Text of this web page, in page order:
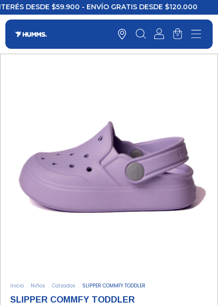
DESDE $59.900 - ENVÍO GRATIS DESDE $120.000
0
Inicio . Niños . Calzados . SLIPPER COMMFY TODDLER
SLIPPER COMMFY TODDLER